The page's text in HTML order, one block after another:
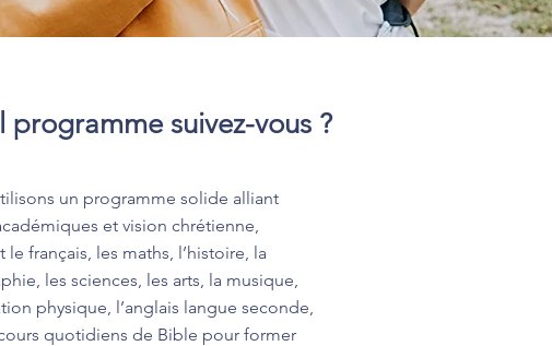
programme suivez-vous ?
un programme solide alliant
et vision chrétienne,
le français, les maths, l’histoire, la
les sciences, les arts, la musique,
physique, l’anglais langue seconde,
quotidiens de Bible pour former